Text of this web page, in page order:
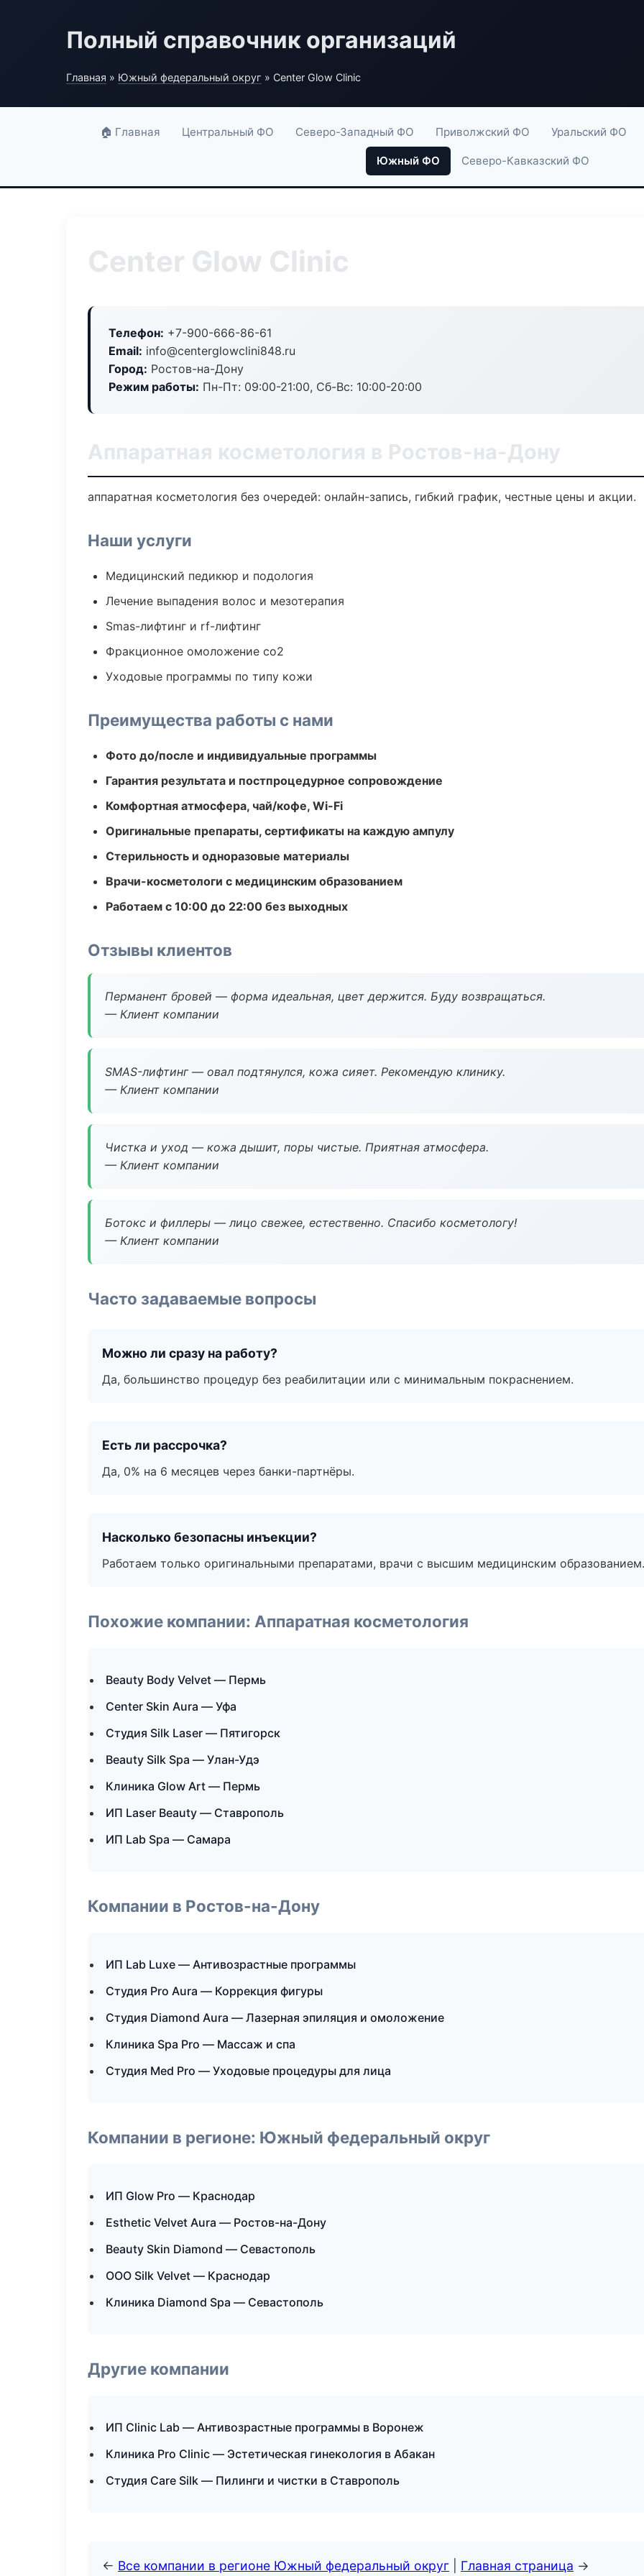
Полный справочник организаций
Главная » Южный федеральный округ » Center Glow Clinic
🏠 Главная Центральный ФО Северо-Западный ФО Приволжский ФО Уральский ФО
Южный ФО Северо-Кавказский ФО
Center Glow Clinic
Телефон: +7-900-666-86-61
Email: info@centerglowclini848.ru
Город: Ростов-на-Дону
Режим работы: Пн-Пт: 09:00-21:00, Сб-Вс: 10:00-20:00
Аппаратная косметология в Ростов-на-Дону
аппаратная косметология без очередей: онлайн-запись, гибкий график, честные цены и акции.
Наши услуги
Медицинский педикюр и подология
Лечение выпадения волос и мезотерапия
Smas-лифтинг и rf-лифтинг
Фракционное омоложение co2
Уходовые программы по типу кожи
Преимущества работы с нами
Фото до/после и индивидуальные программы
Гарантия результата и постпроцедурное сопровождение
Комфортная атмосфера, чай/кофе, Wi-Fi
Оригинальные препараты, сертификаты на каждую ампулу
Стерильность и одноразовые материалы
Врачи-косметологи с медицинским образованием
Работаем с 10:00 до 22:00 без выходных
Отзывы клиентов
Перманент бровей — форма идеальная, цвет держится. Буду возвращаться.
— Клиент компании
SMAS-лифтинг — овал подтянулся, кожа сияет. Рекомендую клинику.
— Клиент компании
Чистка и уход — кожа дышит, поры чистые. Приятная атмосфера.
— Клиент компании
Ботокс и филлеры — лицо свежее, естественно. Спасибо косметологу!
— Клиент компании
Часто задаваемые вопросы
Можно ли сразу на работу?
Да, большинство процедур без реабилитации или с минимальным покраснением.
Есть ли рассрочка?
Да, 0% на 6 месяцев через банки-партнёры.
Насколько безопасны инъекции?
Работаем только оригинальными препаратами, врачи с высшим медицинским образованием.
Похожие компании: Аппаратная косметология
Beauty Body Velvet — Пермь
Center Skin Aura — Уфа
Студия Silk Laser — Пятигорск
Beauty Silk Spa — Улан-Удэ
Клиника Glow Art — Пермь
ИП Laser Beauty — Ставрополь
ИП Lab Spa — Самара
Компании в Ростов-на-Дону
ИП Lab Luxe — Антивозрастные программы
Студия Pro Aura — Коррекция фигуры
Студия Diamond Aura — Лазерная эпиляция и омоложение
Клиника Spa Pro — Массаж и спа
Студия Med Pro — Уходовые процедуры для лица
Компании в регионе: Южный федеральный округ
ИП Glow Pro — Краснодар
Esthetic Velvet Aura — Ростов-на-Дону
Beauty Skin Diamond — Севастополь
ООО Silk Velvet — Краснодар
Клиника Diamond Spa — Севастополь
Другие компании
ИП Clinic Lab — Антивозрастные программы в Воронеж
Клиника Pro Clinic — Эстетическая гинекология в Абакан
Студия Care Silk — Пилинги и чистки в Ставрополь
← Все компании в регионе Южный федеральный округ Главная страница →